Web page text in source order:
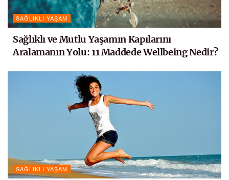
SAĞLIKLI YAŞAM
Sağlıklı ve Mutlu Yaşamın Kapılarını
Aralamanın Yolu: 11 Maddede Wellbeing Nedir?
SAĞLIKLI YAŞAM